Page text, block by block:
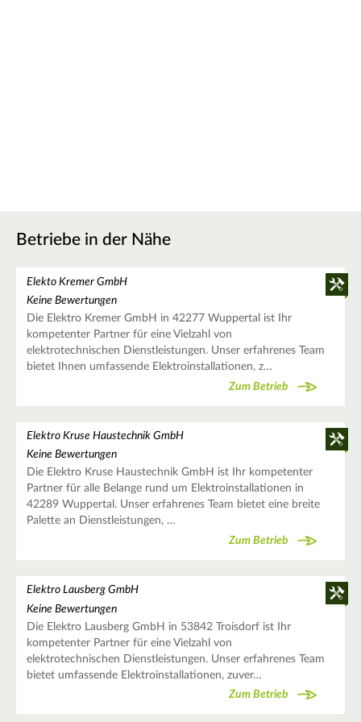
Betriebe in der Nähe
Elekto Kremer GmbH
Keine Bewertungen
Die Elektro Kremer GmbH in 42277 Wuppertal ist Ihr
kompetenter Partner für eine Vielzahl von
elektrotechnischen Dienstleistungen. Unser erfahrenes Team
bietet Ihnen umfassende Elektroinstallationen, z…
Zum Betrieb
Elektro Kruse Haustechnik GmbH
Keine Bewertungen
Die Elektro Kruse Haustechnik GmbH ist Ihr kompetenter
Partner für alle Belange rund um Elektroinstallationen in
42289 Wuppertal. Unser erfahrenes Team bietet eine breite
Palette an Dienstleistungen, …
Zum Betrieb
Elektro Lausberg GmbH
Keine Bewertungen
Die Elektro Lausberg GmbH in 53842 Troisdorf ist Ihr
kompetenter Partner für eine Vielzahl von
elektrotechnischen Dienstleistungen. Unser erfahrenes Team
bietet umfassende Elektroinstallationen, zuver…
Zum Betrieb